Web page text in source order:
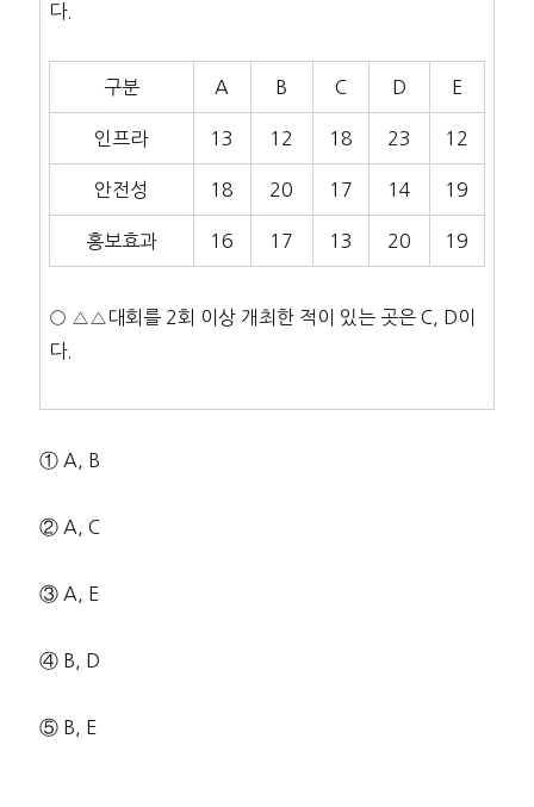
다.
구분 A B C D E
인프라 13 12 18 23 12
안전성 18 20 17 14 19
홍보효과 16 17 13 20 19
○ △△대회를 2회 이상 개최한 적이 있는 곳은 C, D이
다.
① A, B
② A, C
③ A, E
④ B, D
⑤ B, E